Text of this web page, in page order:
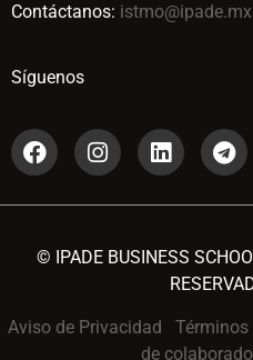
Contáctanos: istmo@ipade.mx
Síguenos
© IPADE BUSINESS
Aviso de Privacidad
de